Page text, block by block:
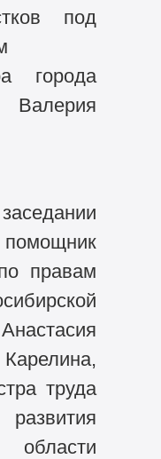
под
города
правам
труда